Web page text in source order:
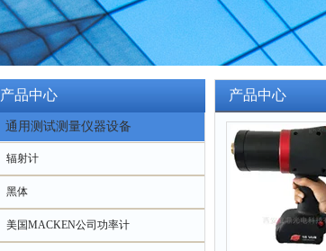
产品中心
通用测试测量仪器设备
辐射计
黑体
美国MACKEN公司功率计
产品中心